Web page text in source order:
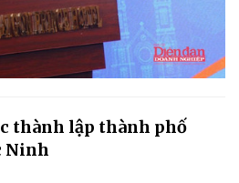
thành lập thành phố
Ninh